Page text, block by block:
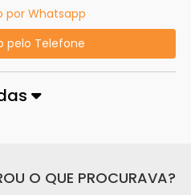
por Whatsapp
pelo Telefone
O QUE PROCURAVA?